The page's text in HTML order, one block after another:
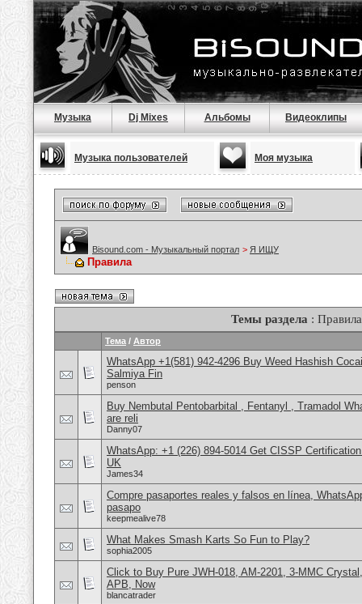
Музыка Dj Mixes Альбомы Видеоклипы
Музыка пользователей Моя музыка
Bisound.com - Музыкальный портал > Я ИЩУ
Правила
Темы раздела : Правила
Тема / Автор
WhatsApp +1(581) 942-4296 Buy Weed Hashish
Salmiya Fin
penson
Buy Nembutal Pentobarbital , Fentanyl , Tramadol
are reli
Danny07
WhatsApp: +1 (226) 894-5014​ Get CISSP
UK
James34
Compre pasaportes reales y falsos en línea,
pasapo
keepmealive78
What Makes Smash Karts So Fun to Play?
sophia2005
Click to Buy Pure JWH-018, AM-2201, 3-MMC
APB, Now
blancatrader